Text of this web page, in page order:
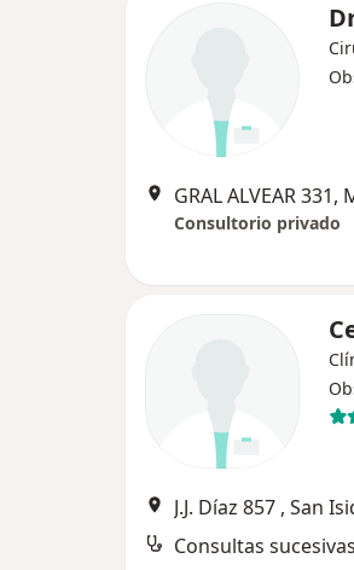
GRAL ALVEAR 331,
Consultorio privado
J.J. Díaz 857 , San
Consultas